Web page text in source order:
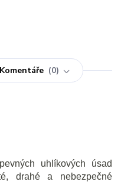
Komentáře 0
uhlíkových úsad
drahé a nebezpečné